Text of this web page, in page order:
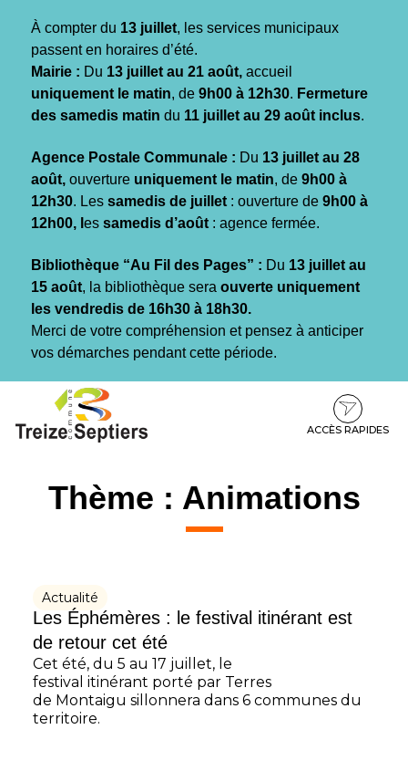
À compter du 13 juillet, les services municipaux
passent en horaires d’été.
Mairie : Du 13 juillet au 21 août, accueil
uniquement le matin, de 9h00 à 12h30. Fermeture
des samedis matin du 11 juillet au 29 août inclus.
Agence Postale Communale : Du 13 juillet au 28
août, ouverture uniquement le matin, de 9h00 à
12h30. Les samedis de juillet : ouverture de 9h00 à
12h00, l es samedis d’août : agence fermée.
Bibliothèque “Au Fil des Pages” : Du 13 juillet au
15 août, la bibliothèque sera ouverte uniquement
les vendredis de 16h30 à 18h30.
Merci de votre compréhension et pensez à anticiper
vos démarches pendant cette période.
contenu
pied
ACCÈS RAPIDES
Thème : Animations
Actualité
Les Éphémères : le festival itinérant est
de retour cet été
Cet été, du 5 au 17 juillet, le
festival itinérant porté par Terres
de Montaigu sillonnera dans 6 communes du
territoire.